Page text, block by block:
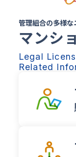
管理組合の多様
マンシ
Legal
Related